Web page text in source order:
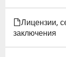
Лицензии,
заключения